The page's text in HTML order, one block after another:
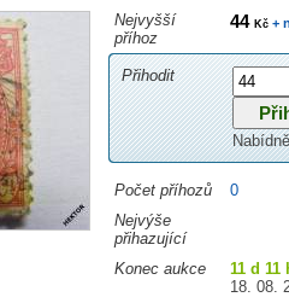
Nejvyšší
příhoz
44 Kč+
Přihodit
Počet příhozů
0
Nejvýše
přihazující
Konec aukce
11 d 11
18. 08.